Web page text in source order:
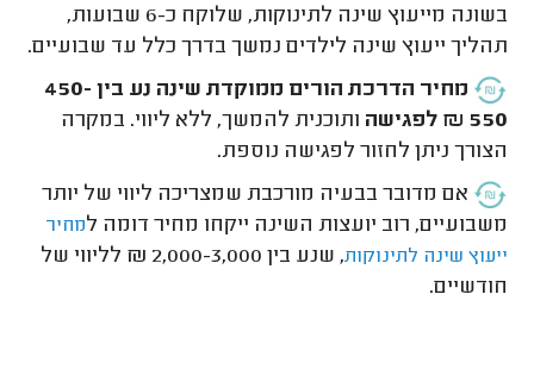
בשונה מייעוץ שינה לתינוקות, שלוקח כ-6 שבועות,
תהליך ייעוץ שינה לילדים נמשך בדרך כלל עד שבועיים.
מחיר הדרכת הורים ממוקדת שינה נע בין 450-
550 ₪ לפגישה
ותוכנית להמשך, ללא ליווי. במקרה
הצורך ניתן לחזור לפגישה נוספת.
אם מדובר בבעיה מורכבת שמצריכה ליווי של יותר
משבועיים, רוב יועצות השינה ייקחו מחיר דומה למחיר
ייעוץ שינה לתינוקות
, שנע בין 2,000-3,000 ₪ לליווי של
חודשיים.